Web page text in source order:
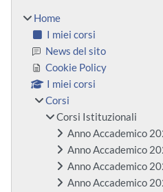
Home
I miei corsi
News del sito
Cookie Policy
I miei corsi
Corsi
Corsi Istituzionali
Anno Accademico
Anno Accademico
Anno Accademico
Anno Accademico